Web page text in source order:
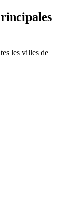
les villes de